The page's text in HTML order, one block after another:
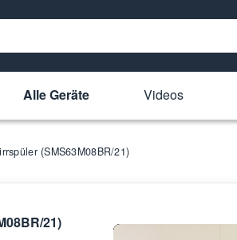
Alle Geräte Videos
(SMS63M08BR/21)
21)